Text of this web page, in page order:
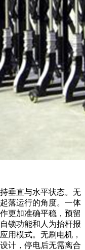
垂直与水平状态。无
落运行的角度。一体
更加准确平稳，预留
锁功能和人为抬杆报
用模式。无刷电机，
计，停电后无需离合